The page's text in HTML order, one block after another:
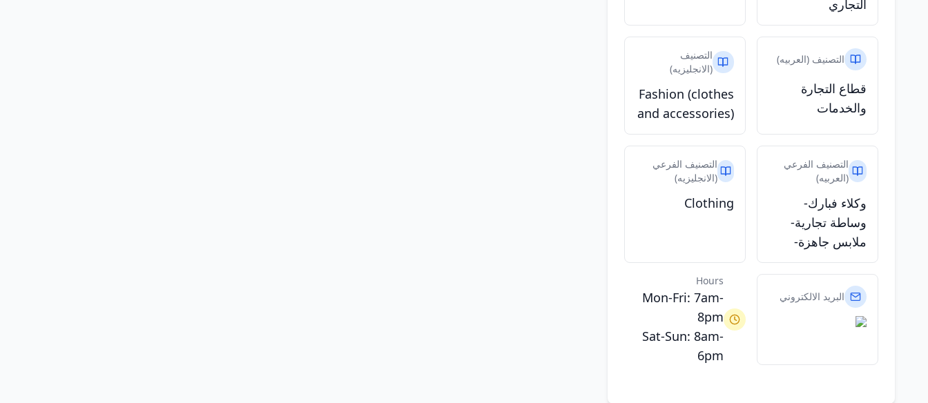
التجاري
التصنيف (العربيه)
قطاع التجارة
والخدمات
التصنيف
(الانجليزيه)
Fashion (clothes
and accessories)
التصنيف الفرعي
(العربيه)
وكلاء فبارك-
وساطة تجارية-
ملابس جاهزة-
التصنيف الفرعي
(الانجليزيه)
Clothing
البريد الالكتروني
Hours
Mon-Fri: 7am-
8pm
Sat-Sun: 8am-
6pm